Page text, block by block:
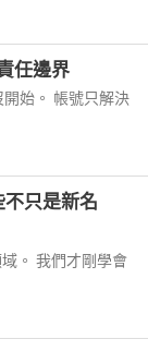
任邊界
始。 帳號只解決
只是新名
。 我們才剛學會